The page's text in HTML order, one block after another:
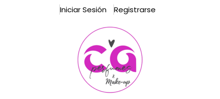
Iniciar Sesión Registrarse